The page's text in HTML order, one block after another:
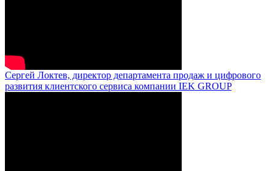
Сергей Локтев, директор департамента продаж и цифрового
развития клиентского сервиса компании IEK GROUP